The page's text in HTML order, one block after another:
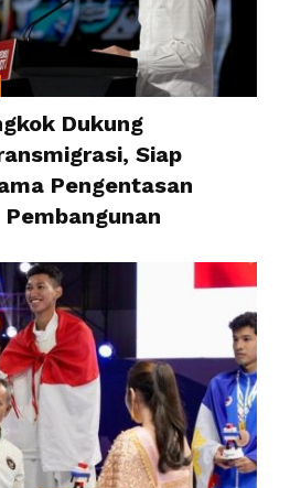
Dukung
Siap
Pengentasan